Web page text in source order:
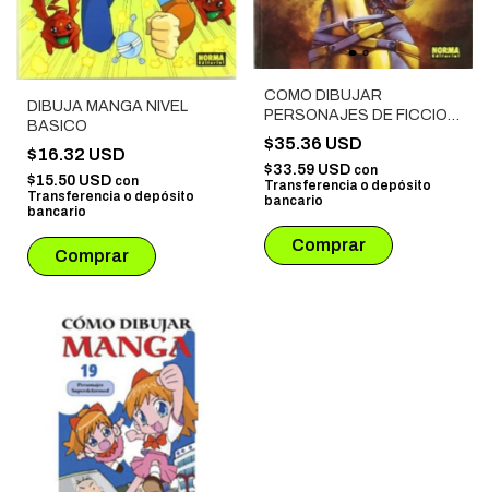
DIBUJA MANGA NIVEL
BASICO
$16.32 USD
$15.50 USD con
Transferencia o depósito
bancario
COMO DIBUJAR
PERSONAJES DE FICCION
FEMENINOS
$35.36 USD
$33.59 USD con
Transferencia o depósito
bancario